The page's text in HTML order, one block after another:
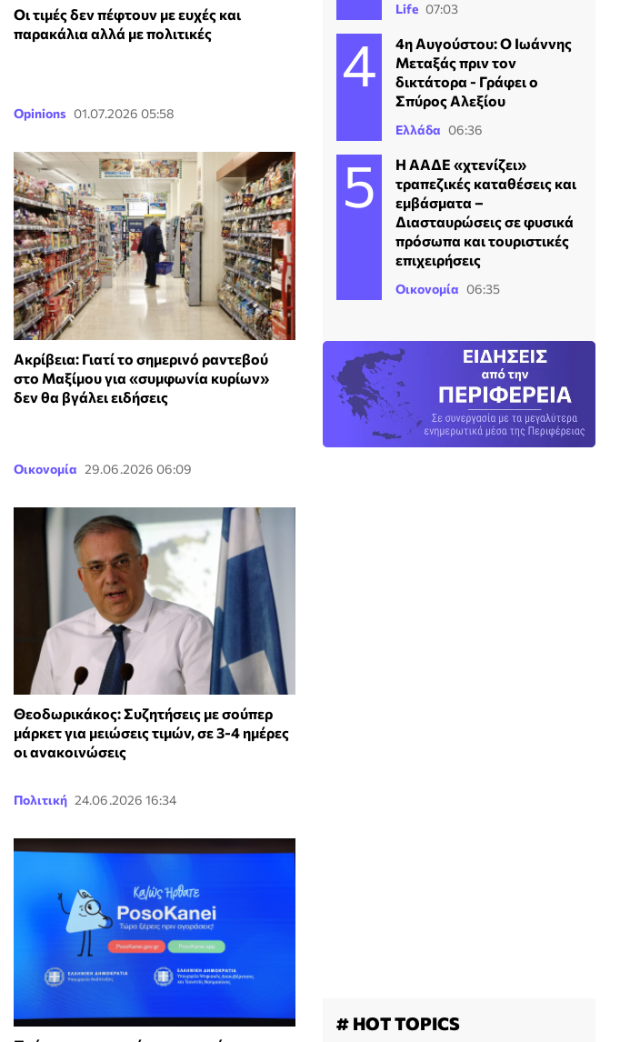
Οι τιμές δεν πέφτουν με ευχές και
παρακάλια αλλά με πολιτικές
Opinions 01.07.2026 05:58
Ακρίβεια: Γιατί το σημερινό ραντεβού
στο Μαξίμου για «συμφωνία κυρίων»
δεν θα βγάλει ειδήσεις
Οικονομία 29.06.2026 06:09
Θεοδωρικάκος: Συζητήσεις με σούπερ
μάρκετ για μειώσεις τιμών, σε 3-4 ημέρες
οι ανακοινώσεις
Πολιτική 24.06.2026 16:34
Life 07:03
4η Αυγούστου: Ο Ιωάννης
Μεταξάς πριν τον
δικτάτορα - Γράφει ο
Σπύρος Αλεξίου
Ελλάδα 06:36
Η ΑΑΔΕ «χτενίζει»
τραπεζικές καταθέσεις και
εμβάσματα –
Διασταυρώσεις σε φυσικά
πρόσωπα και τουριστικές
επιχειρήσεις
Οικονομία 06:35
# HOT TOPICS